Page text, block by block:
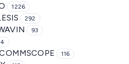
1226
292
93
116